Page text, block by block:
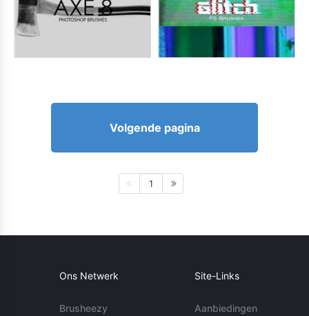
Volgende pagina
1
Ons Netwerk
Brusheezy
Site-Links
Aanbiedingen